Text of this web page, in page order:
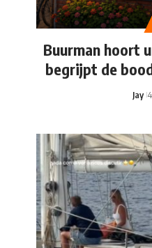
Buurman hoort
begrijpt de
Jay